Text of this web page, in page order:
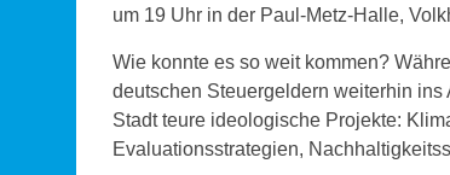
um 19 Uhr in der Paul-Metz-Halle,
Wie konnte es so weit kommen?
deutschen Steuergeldern weiterhin
Stadt teure ideologische Projekte:
Evaluationsstrategien,